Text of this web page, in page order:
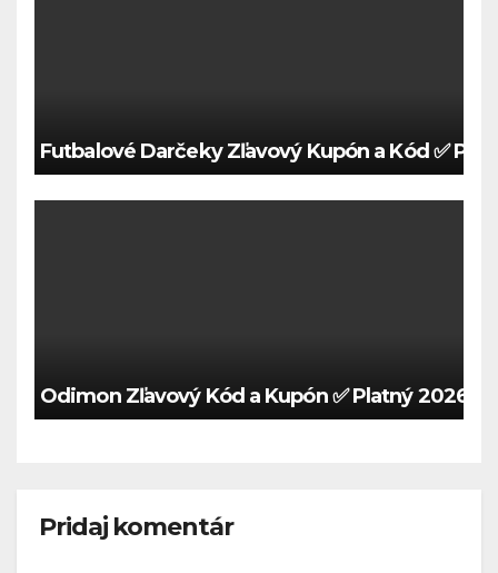
Futbalové Darčeky Zľavový Kupón a Kód ✅
Odimon Zľavový Kód a Kupón ✅ Platný 2026 🍀
Pridaj komentár